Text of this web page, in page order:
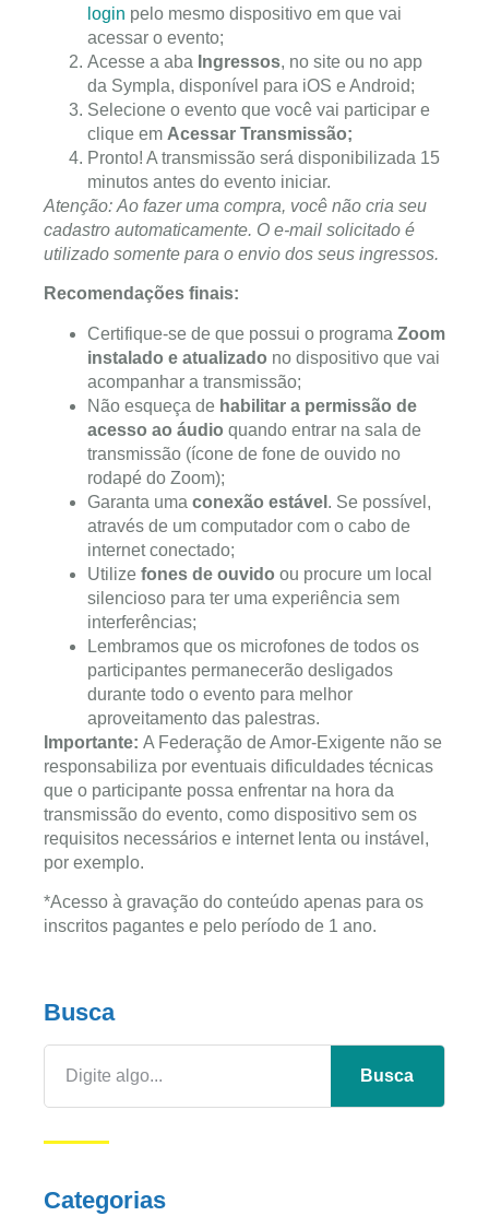
login pelo mesmo dispositivo em que vai
acessar o evento;
Acesse a aba Ingressos, no site ou no app
da Sympla, disponível para iOS e Android;
Selecione o evento que você vai participar e
clique em Acessar Transmissão;
Pronto! A transmissão será disponibilizada 15
minutos antes do evento iniciar.
Atenção: Ao fazer uma compra, você não cria seu
cadastro automaticamente. O e-mail solicitado é
utilizado somente para o envio dos seus ingressos.
Recomendações finais:
Certifique-se de que possui o programa Zoom
instalado e atualizado no dispositivo que vai
acompanhar a transmissão;
Não esqueça de habilitar a permissão de
acesso ao áudio quando entrar na sala de
transmissão (ícone de fone de ouvido no
rodapé do Zoom);
Garanta uma conexão estável . Se possível,
através de um computador com o cabo de
internet conectado;
Utilize fones de ouvido ou procure um local
silencioso para ter uma experiência sem
interferências;
Lembramos que os microfones de todos os
participantes permanecerão desligados
durante todo o evento para melhor
aproveitamento das palestras.
Importante: A Federação de Amor-Exigente não se
responsabiliza por eventuais dificuldades técnicas
que o participante possa enfrentar na hora da
transmissão do evento, como dispositivo sem os
requisitos necessários e internet lenta ou instável,
por exemplo.
*Acesso à gravação do conteúdo apenas para os
inscritos pagantes e pelo período de 1 ano.
Busca
Busca
Categorias